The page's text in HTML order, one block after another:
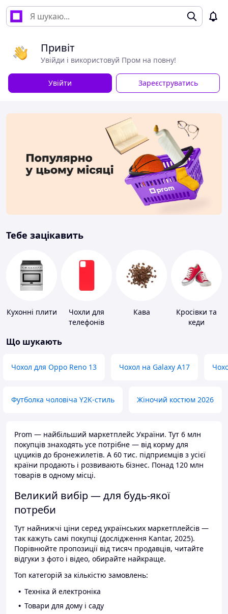
Привіт
Увійди і використовуй Пром на повну!
Увійти Зареєструватись
Тебе зацікавить
Кухонні плити
Чохли для
телефонів
Кава
Кросівки та
кеди
Що шукають
Чохол для Oppo Reno 13 Чохол на Galaxy A17
Футболка чоловіча Y2K-стиль Жіночий костюм 2026
Prom — найбільший маркетплейс України. Тут 6 млн
покупців знаходять усе потрібне — від корму для
цуциків до бронежилетів. А 60 тис. підприємців з усієї
країни продають і розвивають бізнес. Понад 120 млн
товарів в одному місці.
Великий вибір — для будь-якої
потреби
Тут найнижчі ціни серед українських маркетплейсів —
так кажуть самі покупці (дослідження Kantar, 2025).
Порівнюйте пропозиції від тисяч продавців, читайте
відгуки з фото і відео, обирайте найкраще.
Топ категорій за кількістю замовлень:
Техніка й електроніка
Товари для дому і саду